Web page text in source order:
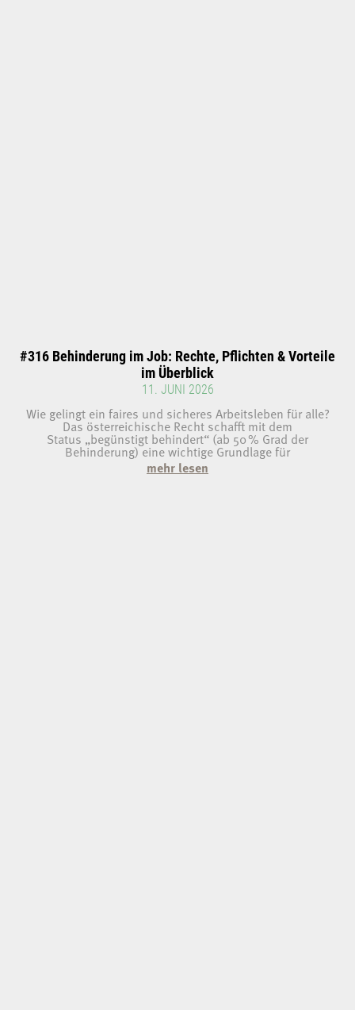
#316 Behinderung im Job: Rechte, Pflichten & Vorteile
im Überblick
11. JUNI 2026
Wie gelingt ein faires und sicheres Arbeitsleben für alle?
Das österreichische Recht schafft mit dem
Status „begünstigt behindert“ (ab 50 % Grad der
Behinderung) eine wichtige Grundlage für
mehr lesen